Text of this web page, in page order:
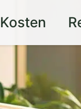
Kosten